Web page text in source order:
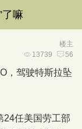
了嘛
楼主
13739 56
，驾驶特斯拉坠
24任美国劳工部